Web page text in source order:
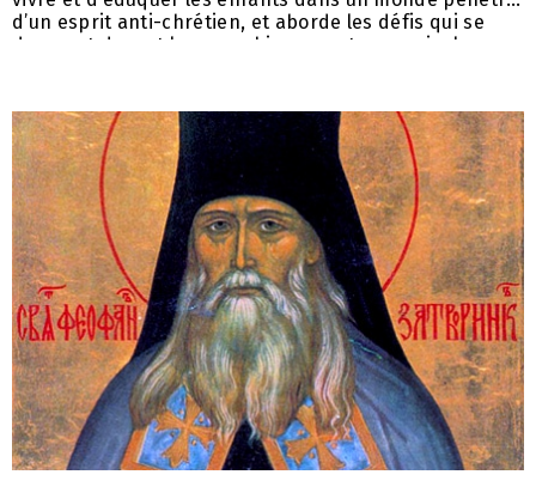
d’un esprit anti-chrétien, et aborde les défis qui se
dressent devant le monachisme contemporain, les
joie et du bonheur. –